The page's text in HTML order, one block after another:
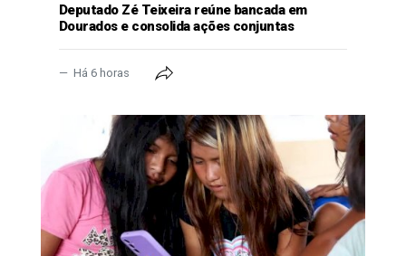
Deputado Zé Teixeira reúne bancada em
Dourados e consolida ações conjuntas
Há 6 horas